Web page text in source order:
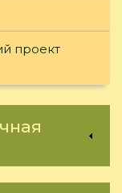
проект